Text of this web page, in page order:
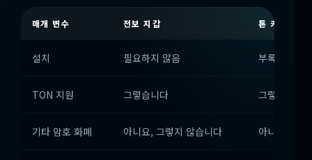
매개 변수 전보 지갑 톤 키퍼
설치 필요하지 않음 부록
TON 지원 그렇습니다 그렇습니다
기타 암호 화폐 아니요, 그렇지 않습니다 아니요, 그